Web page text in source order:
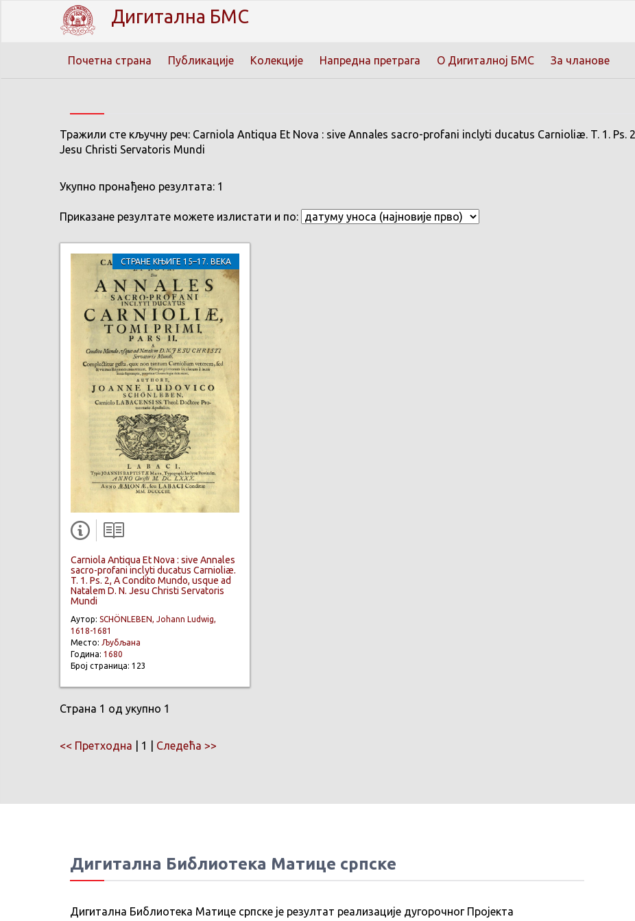
Дигитална БМС
Почетна страна Публикације Колекције Напредна претрага О Дигиталној БМС За чланове
Тражили сте кључну реч: Carniola Antiqua Et Nova : sive Annales sacro-profani inclyti ducatus Carnioliæ. T. 1. Ps.
Jesu Christi Servatoris Mundi
Укупно пронађено резултата: 1
Приказане резултате можете излистати и по:
СТРАНЕ КЊИГЕ 15–17. ВЕКА
Carniola Antiqua Et Nova : sive Annales
sacro-profani inclyti ducatus Carnioliæ.
T. 1. Ps. 2, A Condito Mundo, usque ad
Natalem D. N. Jesu Christi Servatoris
Mundi
Аутор: SCHÖNLEBEN, Johann Ludwig,
1618-1681
Место: Љубљана
Година: 1680
Број страница: 123
Страна 1 од укупно 1
<< Претходна | 1 | Следећа >>
Дигитална Библиотека Матице српске
Дигитална Библиотека Матице српске је резултат реализације дугорочног Пројекта